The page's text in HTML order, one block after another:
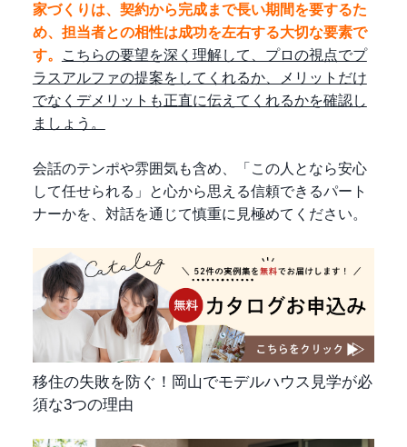
家づくりは、契約から完成まで長い期間を要するた
め、担当者との相性は成功を左右する大切な要素で
す。
こちらの要望を深く理解して、プロの視点でプ
ラスアルファの提案をしてくれるか、メリットだけ
でなくデメリットも正直に伝えてくれるかを確認し
ましょう。
会話のテンポや雰囲気も含め、「この人となら安心
して任せられる」と心から思える信頼できるパート
ナーかを、対話を通じて慎重に見極めてください。
移住の失敗を防ぐ！岡山でモデルハウス見学が必
須な3つの理由